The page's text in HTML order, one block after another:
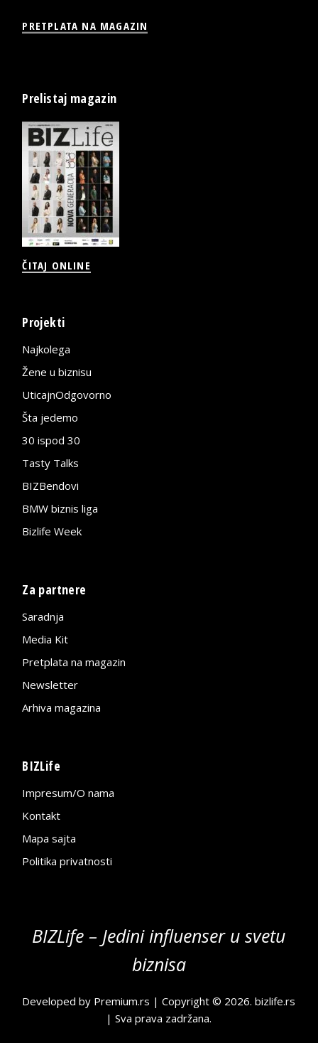
PRETPLATA NA MAGAZIN
Prelistaj magazin
ČITAJ ONLINE
Projekti
Najkolega
Žene u biznisu
UticajnOdgovorno
Šta jedemo
30 ispod 30
Tasty Talks
BIZBendovi
BMW biznis liga
Bizlife Week
Za partnere
Saradnja
Media Kit
Pretplata na magazin
Newsletter
Arhiva magazina
BIZLife
Impresum/O nama
Kontakt
Mapa sajta
Politika privatnosti
BIZLife – Jedini influenser u svetu
biznisa
Developed by Premium.rs | Copyright © 2026.bizlife.rs
| Sva prava zadržana.